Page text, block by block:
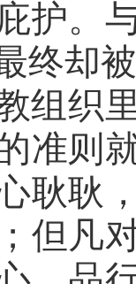
护。
终却
组织
准则
耿耿
但凡